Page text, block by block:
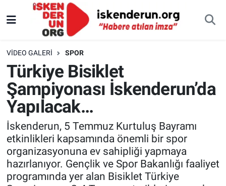
VIDEO GALERI SPOR
Türkiye Bisiklet
Şampiyonası İskenderun’da
Yapılacak…
İskenderun, 5 Temmuz Kurtuluş Bayramı
etkinlikleri kapsamında önemli bir spor
organizasyonuna ev sahipliği yapmaya
hazırlanıyor. Gençlik ve Spor Bakanlığı faaliyet
programında yer alan Bisiklet Türkiye